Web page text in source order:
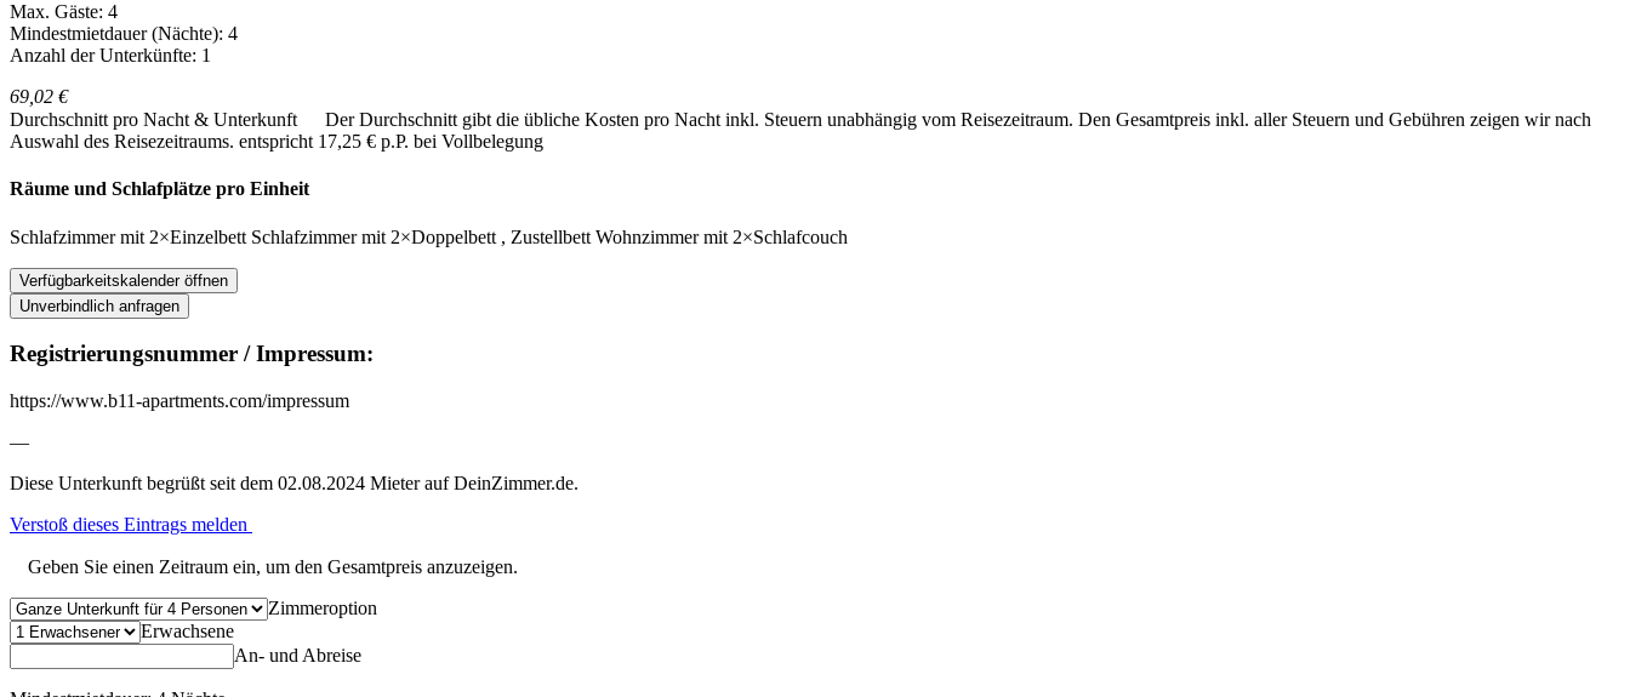
Max. Gäste: 4
Mindestmietdauer (Nächte): 4
Anzahl der Unterkünfte: 1
69,02 €
Durchschnitt pro Nacht & Unterkunft
Der Durchschnitt gibt die übliche Kosten pro Nacht inkl. Steuern unabhängig vom Reisezeitraum. Den Gesamtpreis inkl. aller Steuern und Gebühren zeigen wir nach
Auswahl des Reisezeitraums. entspricht 17,25 € p.P. bei Vollbelegung
Räume und Schlafplätze pro Einheit
Schlafzimmermit 2×Einzelbett Schlafzimmermit 2×Doppelbett , Zustellbett Wohnzimmermit 2×Schlafcouch
Verfügbarkeitskalender öffnen
Unverbindlich anfragen
Registrierungsnummer / Impressum:
https://www.b11-apartments.com/impressum
—
Diese Unterkunft begrüßt seit dem 02.08.2024 Mieter auf DeinZimmer.de.
Verstoß dieses Eintrags melden
Geben Sie einen Zeitraum ein, um den Gesamtpreis anzuzeigen.
Zimmeroption
Erwachsene
An- und Abreise